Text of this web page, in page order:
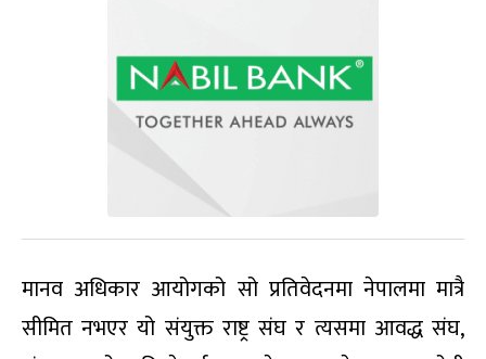
मानव अधिकार आयोगको सो प्रतिवेदनमा नेपालमा मात्रै
सीमित नभएर यो संयुक्त राष्ट्र संघ र त्यसमा आवद्ध संघ,